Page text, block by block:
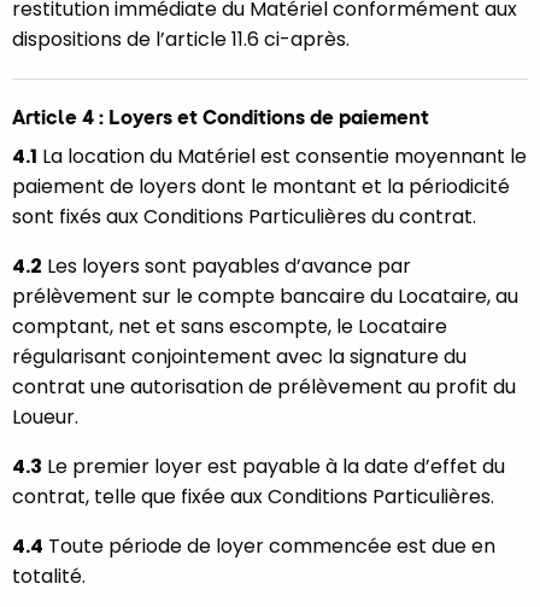
restitution immédiate du Matériel conformément aux
dispositions de l’article 11.6 ci-après.
Article 4 : Loyers et Conditions de paiement
4.1 La location du Matériel est consentie moyennant le
paiement de loyers dont le montant et la périodicité
sont fixés aux Conditions Particulières du contrat.
4.2 Les loyers sont payables d’avance par
prélèvement sur le compte bancaire du Locataire, au
comptant, net et sans escompte, le Locataire
régularisant conjointement avec la signature du
contrat une autorisation de prélèvement au profit du
Loueur.
4.3 Le premier loyer est payable à la date d’effet du
contrat, telle que fixée aux Conditions Particulières.
4.4 Toute période de loyer commencée est due en
totalité.